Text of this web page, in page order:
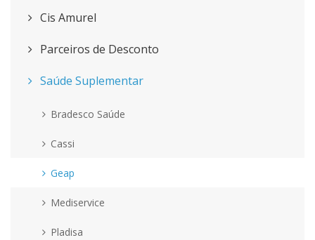
Cis Amurel
Parceiros de Desconto
Saúde Suplementar
Bradesco Saúde
Cassi
Geap
Mediservice
Pladisa